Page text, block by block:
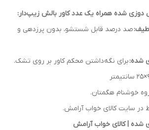
شده همراه یک عدد کاور بالش زیپ‌دار:
صد درصد قابل شستشو، بدون پرزدهی و
شده:برای نگه‌داشتن محکم کاور بر روی تشک.
خوشنام هگمتان.
در سایت کالای خواب آرامش.
شده | کالای خواب آرامش